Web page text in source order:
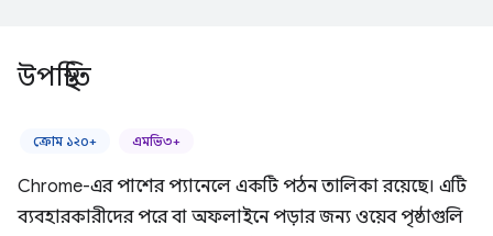
উপস্থিতি
ক্রোম ১২০+ এমভি৩+
Chrome-এর পাশের প্যানেলে একটি পঠন তালিকা রয়েছে। এটি
ব্যবহারকারীদের পরে বা অফলাইনে পড়ার জন্য ওয়েব পৃষ্ঠাগুলি